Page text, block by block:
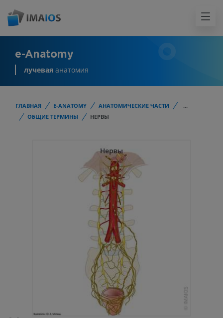
e-Anatomy
лучевая анатомия
ГЛАВНАЯ E-ANATOMY АНАТОМИЧЕСКИЕ ЧАСТИ
...
ОБЩИЕ ТЕРМИНЫ
НЕРВЫ